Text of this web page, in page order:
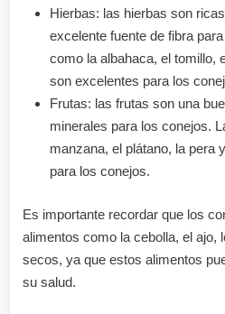
Hierbas: las hierbas son
excelente fuente de fibra
como la albahaca, el tomillo,
son excelentes para los
Frutas: las frutas son una
minerales para los conejos.
manzana, el plátano, la pera
para los conejos.
Es importante recordar que los
alimentos como la cebolla, el ajo,
secos, ya que estos alimentos
su salud.